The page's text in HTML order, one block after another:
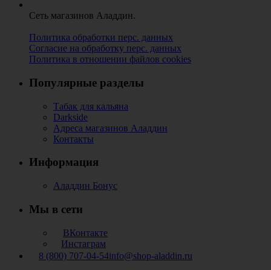
Сеть магазинов Аладдин.
Политика обработки перс. данных
Согласие на обработку перс. данных
Политика в отношении файлов cookies
Популярные разделы
Табак для кальяна
Darkside
Адреса магазинов Аладдин
Контакты
Информация
Аладдин Бонус
Мы в сети
ВКонтакте
Инстаграм
8 (800) 707-04-54info@shop-aladdin.ru